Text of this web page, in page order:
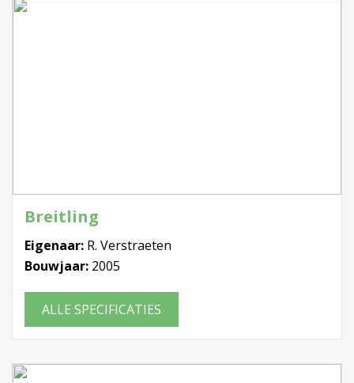
Breitling
Eigenaar: R. Verstraeten
Bouwjaar: 2005
ALLE SPECIFICATIES